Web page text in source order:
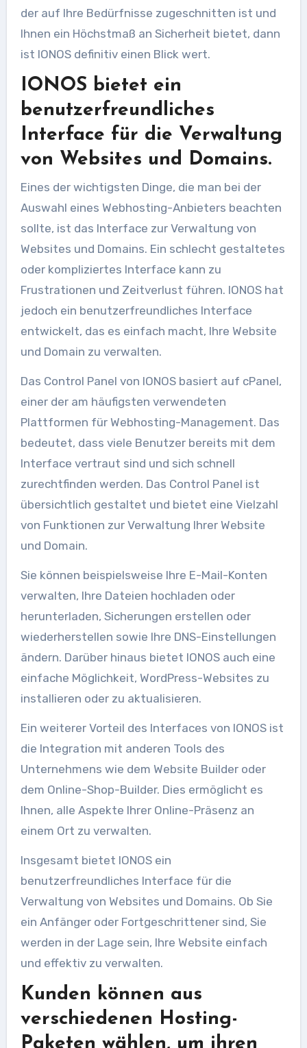
der auf Ihre Bedürfnisse zugeschnitten ist und
Ihnen ein Höchstmaß an Sicherheit bietet, dann
ist IONOS definitiv einen Blick wert.
IONOS bietet ein
benutzerfreundliches
Interface für die Verwaltung
von Websites und Domains.
Eines der wichtigsten Dinge, die man bei der
Auswahl eines Webhosting-Anbieters beachten
sollte, ist das Interface zur Verwaltung von
Websites und Domains. Ein schlecht gestaltetes
oder kompliziertes Interface kann zu
Frustrationen und Zeitverlust führen. IONOS hat
jedoch ein benutzerfreundliches Interface
entwickelt, das es einfach macht, Ihre Website
und Domain zu verwalten.
Das Control Panel von IONOS basiert auf cPanel,
einer der am häufigsten verwendeten
Plattformen für Webhosting-Management. Das
bedeutet, dass viele Benutzer bereits mit dem
Interface vertraut sind und sich schnell
zurechtfinden werden. Das Control Panel ist
übersichtlich gestaltet und bietet eine Vielzahl
von Funktionen zur Verwaltung Ihrer Website
und Domain.
Sie können beispielsweise Ihre E-Mail-Konten
verwalten, Ihre Dateien hochladen oder
herunterladen, Sicherungen erstellen oder
wiederherstellen sowie Ihre DNS-Einstellungen
ändern. Darüber hinaus bietet IONOS auch eine
einfache Möglichkeit, WordPress-Websites zu
installieren oder zu aktualisieren.
Ein weiterer Vorteil des Interfaces von IONOS ist
die Integration mit anderen Tools des
Unternehmens wie dem Website Builder oder
dem Online-Shop-Builder. Dies ermöglicht es
Ihnen, alle Aspekte Ihrer Online-Präsenz an
einem Ort zu verwalten.
Insgesamt bietet IONOS ein
benutzerfreundliches Interface für die
Verwaltung von Websites und Domains. Ob Sie
ein Anfänger oder Fortgeschrittener sind, Sie
werden in der Lage sein, Ihre Website einfach
und effektiv zu verwalten.
Kunden können aus
verschiedenen Hosting-
Paketen wählen, um ihren